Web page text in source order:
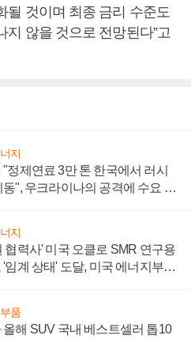
될 것이며 최종 금리 수준도
지 않을 것으로 전망된다”고
지
"정제연료 3만 톤 한국에서 러시
동", 우크라이나의 공격에 수요 늘
지
협력사' 미국 오클로 SMR 연구용
'임계 상태' 도달, 미국 에너지부
품
올해 SUV 국내 베스트셀러 톱10